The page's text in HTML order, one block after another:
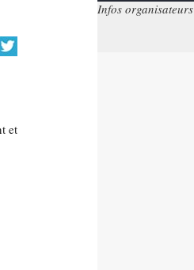
et
Infos organisateurs